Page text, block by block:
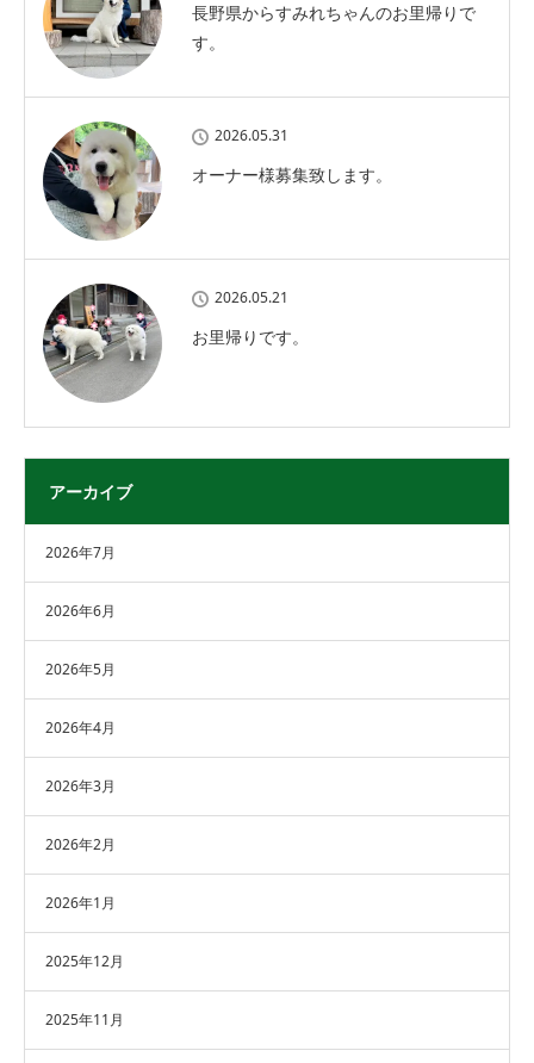
長野県からすみれちゃんのお里帰りで
す。
2026.05.31
オーナー様募集致します。
2026.05.21
お里帰りです。
アーカイブ
2026年7月
2026年6月
2026年5月
2026年4月
2026年3月
2026年2月
2026年1月
2025年12月
2025年11月